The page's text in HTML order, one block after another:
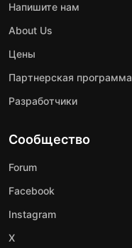
Напишите нам
About Us
Цены
Партнерская программа
Разработчики
Сообщество
Forum
Facebook
Instagram
X